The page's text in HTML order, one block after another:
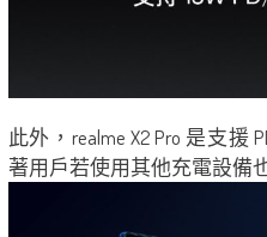
此外，realme X2 Pro 是支援
著用戶若使用其他充電設備